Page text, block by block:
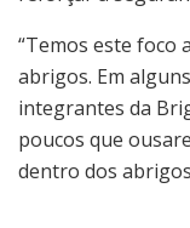
“Temos este foco
abrigos. Em
integrantes da
poucos que
dentro dos